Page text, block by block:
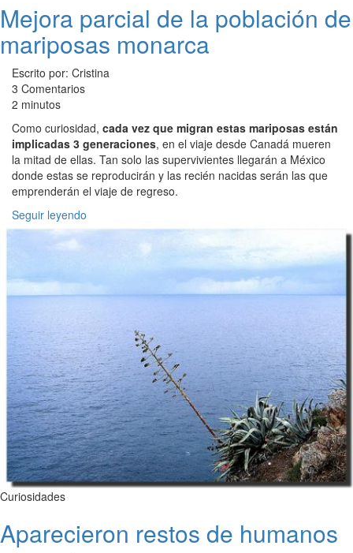
Mejora parcial de la población de
mariposas monarca
Escrito por: Cristina
3 Comentarios
2 minutos
Como curiosidad, cada vez que migran estas mariposas están
implicadas 3 generaciones, en el viaje desde Canadá mueren
la mitad de ellas. Tan solo las supervivientes llegarán a México
donde estas se reproducirán y las recién nacidas serán las que
emprenderán el viaje de regreso.
Seguir leyendo
Curiosidades
Aparecieron restos de humanos